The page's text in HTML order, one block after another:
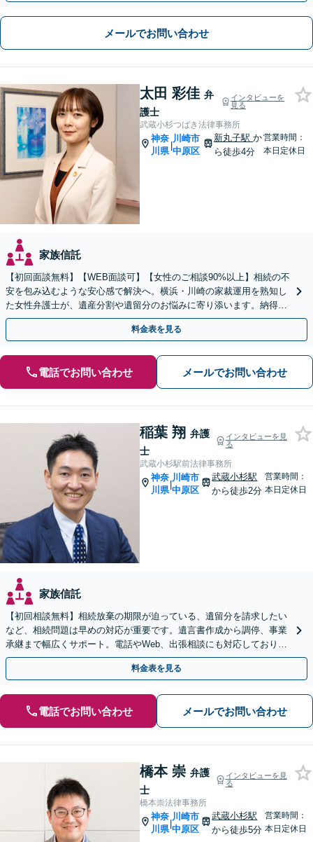
メールでお問い合わせ
太田 彩佳 弁
護士
インタビューを
見る
武蔵小杉つばき法律事務所
神奈
川県
|
川崎市
中原区
新丸子駅か
ら徒歩4分
営業時間：
本日定休日
家族信託
【初回面談無料】【WEB面談可】【女性のご相談90%以上】相続の不
安を包み込むような安心感で解決へ。横浜・川崎の家裁運用を熟知し
た女性弁護士が、遺産分割や遺留分のお悩みに寄り添います。納得の
いく解決を共に目指しましょう。
料金表を見る
電話でお問い合わせ メールでお問い合わせ
稲葉 翔 弁護
士
インタビューを見
る
武蔵小杉駅前法律事務所
神奈
川県
|
川崎市
中原区
武蔵小杉駅
から徒歩2分
営業時間：
本日定休日
家族信託
【初回相談無料】相続放棄の期限が迫っている、遺留分を請求したい
など、相続問題は早めの対応が重要です。遺言書作成から調停、事業
承継まで幅広くサポート。電話やWeb、出張相談にも対応しておりま
す。実績豊富な当事務所へ今すぐご連絡ください。
料金表を見る
電話でお問い合わせ メールでお問い合わせ
橋本 崇 弁護
士
インタビューを見
る
橋本崇法律事務所
神奈
川県
|
川崎市
中原区
武蔵小杉駅
から徒歩5分
営業時間：
本日定休日